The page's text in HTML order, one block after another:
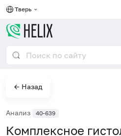
Тверь
← Назад
Анализ 40-639
Комплексное